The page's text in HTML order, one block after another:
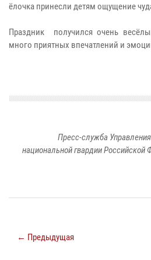
ёлочка принесли детям ощущение
Праздник получился очень
много приятных впечатлений и
Пресс-служба
национальной гвардии Российской
← Предыдущая